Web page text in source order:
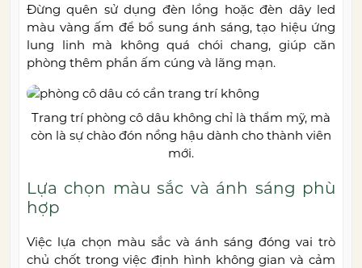
Đừng quên sử dụng đèn lồng hoặc đèn dây led
màu vàng ấm để bổ sung ánh sáng, tạo hiệu ứng
lung linh mà không quá chói chang, giúp căn
phòng thêm phần ấm cúng và lãng mạn.
Trang trí phòng cô dâu không chỉ là thẩm mỹ, mà
còn là sự chào đón nồng hậu dành cho thành viên
mới.
Lựa chọn màu sắc và ánh sáng phù
hợp
Việc lựa chọn màu sắc và ánh sáng đóng vai trò
chủ chốt trong việc định hình không gian và cảm